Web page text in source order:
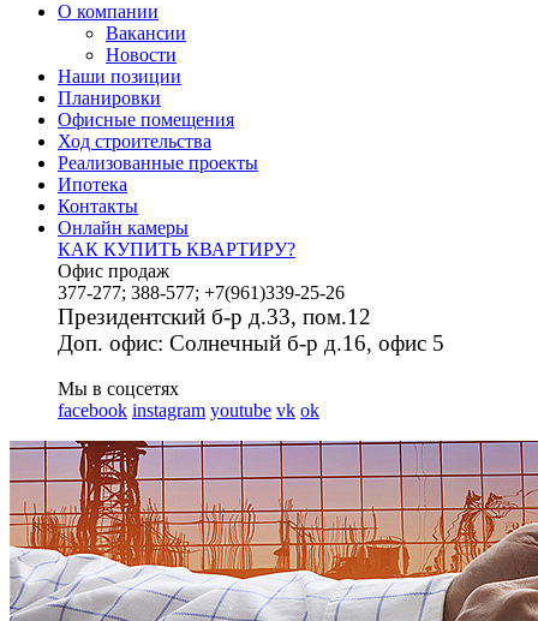
О компании
Вакансии
Новости
Наши позиции
Планировки
Офисные помещения
Ход строительства
Реализованные проекты
Ипотека
Контакты
Онлайн камеры
КАК КУПИТЬ КВАРТИРУ?
Офис продаж
377-277; 388-577; +7(961)339-25-26
Президентский б-р д.33, пом.12
Доп. офис: Солнечный б-р д.16, офис 5
Мы в соцсетях
facebook instagram youtube vk ok